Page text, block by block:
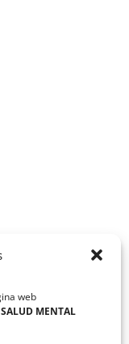
web
MENTAL